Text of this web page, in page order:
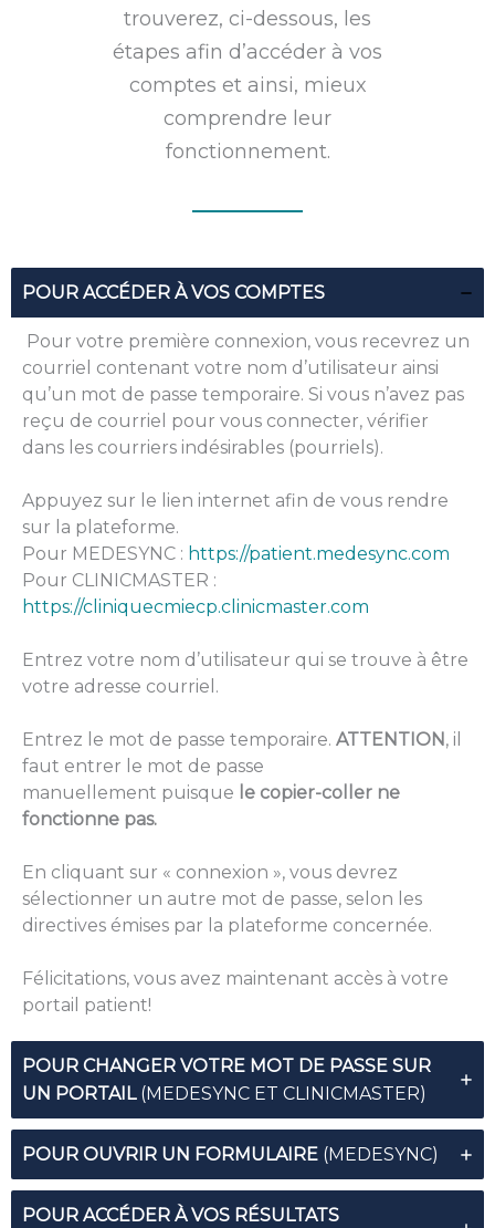
trouverez, ci-dessous, les
étapes afin d’accéder à vos
comptes et ainsi, mieux
comprendre leur
fonctionnement.
POUR ACCÉDER À VOS COMPTES
Pour votre première connexion, vous recevrez un
courriel contenant votre nom d’utilisateur ainsi
qu’un mot de passe temporaire. Si vous n’avez pas
reçu de courriel pour vous connecter, vérifier
dans les courriers indésirables (pourriels).
Appuyez sur le lien internet afin de vous rendre
sur la plateforme.
Pour MEDESYNC : https://patient.medesync.com
Pour CLINICMASTER :
https://cliniquecmiecp.clinicmaster.com
Entrez votre nom d’utilisateur qui se trouve à être
votre adresse courriel.
Entrez le mot de passe temporaire. ATTENTION , il
faut entrer le mot de passe
manuellement puisque le copier-coller ne
fonctionne pas.
En cliquant sur « connexion », vous devrez
sélectionner un autre mot de passe, selon les
directives émises par la plateforme concernée.
Félicitations, vous avez maintenant accès à votre
portail patient!
POUR CHANGER VOTRE MOT DE PASSE SUR
UN PORTAIL (MEDESYNC ET CLINICMASTER)
POUR OUVRIR UN FORMULAIRE (MEDESYNC)
POUR ACCÉDER À VOS RÉSULTATS